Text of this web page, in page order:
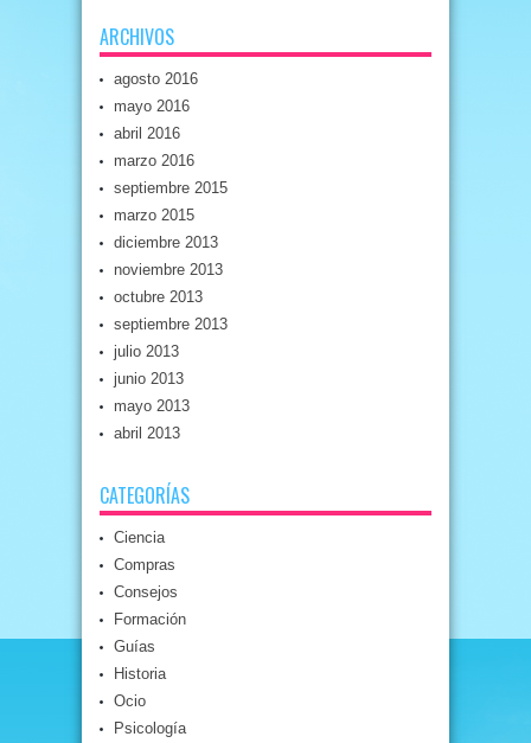
ARCHIVOS
agosto 2016
mayo 2016
abril 2016
marzo 2016
septiembre 2015
marzo 2015
diciembre 2013
noviembre 2013
octubre 2013
septiembre 2013
julio 2013
junio 2013
mayo 2013
abril 2013
CATEGORÍAS
Ciencia
Compras
Consejos
Formación
Guías
Historia
Ocio
Psicología